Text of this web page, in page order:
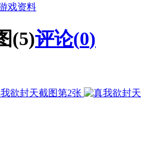
戏资料
(5)评论(0)